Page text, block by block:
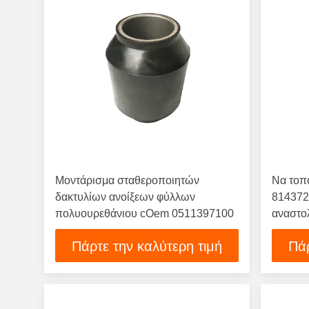
Μοντάρισμα σταθεροποιητών
δακτυλίων ανοίξεων φύλλων
πολυουρεθάνιου cOem 0511397100
Πάρτε την καλύτερη τιμή
Να